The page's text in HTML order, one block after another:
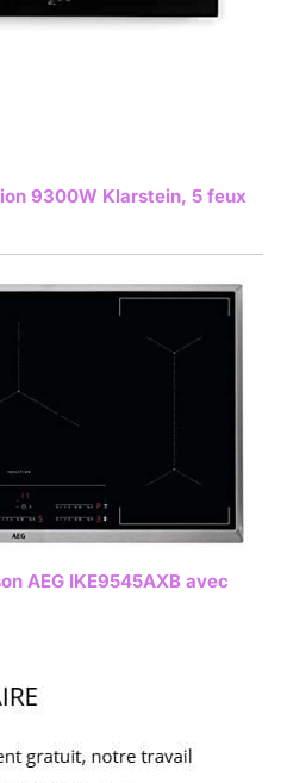
9300W Klarstein, 5 feux
AEG IKE9545AXB avec